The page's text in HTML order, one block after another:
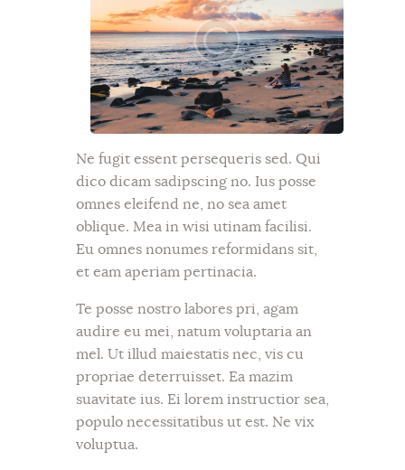
Ne fugit essent persequeris sed. Qui
dico dicam sadipscing no. Ius posse
omnes eleifend ne, no sea amet
oblique. Mea in wisi utinam facilisi.
Eu omnes nonumes reformidans sit,
et eam aperiam pertinacia.
Te posse nostro labores pri, agam
audire eu mei, natum voluptaria an
mel. Ut illud maiestatis nec, vis cu
propriae deterruisset. Ea mazim
suavitate ius. Ei lorem instructior sea,
populo necessitatibus ut est. Ne vix
voluptua.